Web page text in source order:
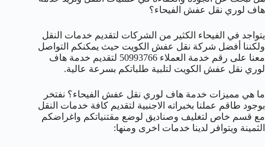
هاف لوري نقل عفش الفيحاء؟
يتواجد في الفيحاء الكثير من الشركات لتقديم خدمات النقل
ولكننا أفضل شركة نقل عفش الكويت حيث يمكنكم التواصل
معنا على رقم خدمة العملاء 50993766 لتقديم خدمة هاف
لوري نقل عفش الكويت لتلبية طلباتكم بسرعة عالية.
ما هي مميزات خدمة هاف لوري نقل عفش الفيحاء؟ نفتخر
بوجود طاقم عملنا بخبراته الاجنبية لتقديم كافة خدمات النقل
مع قسم خاص لتغليف وصناديق لوضع مقتنياتكم واغراضكم
الثمينة ويتوافر لدينا خدمات اخرى ومنها: